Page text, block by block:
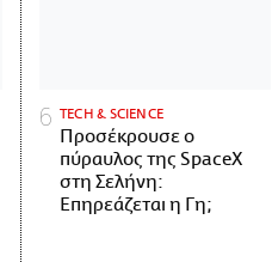
ΤECH & SCIENCE
Προσέκρουσε ο
πύραυλος της SpaceX
στη Σελήνη:
Επηρεάζεται η Γη;